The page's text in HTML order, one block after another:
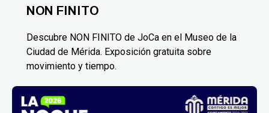
NON FINITO
Descubre NON FINITO de JoCa en el Museo de la
Ciudad de Mérida. Exposición gratuita sobre
movimiento y tiempo.